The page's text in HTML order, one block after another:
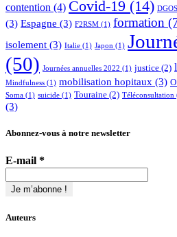
contention (4) Covid-19 (14) DGOS
(3) Espagne (3) F2RSM (1) formation
isolement (3) Italie (1) Japon (1)
(50) Journées annuelles 2022 (1) justice (2)
Mindfulness (1) mobilisation hopitaux (3)
Soma (1) suicide (1) Touraine (2) Téléconsultation
(3)
Abonnez-vous à notre newsletter
E-mail *
Auteurs